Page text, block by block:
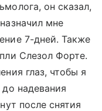
он сказал,
мне
7-дней. Также
Слезол Форте.
глаз, чтобы я
надевания
после снятия